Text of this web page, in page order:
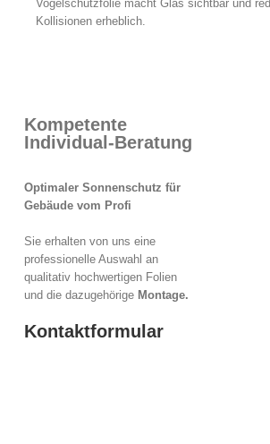
Vogelschutzfolie macht Glas sichtbar und
Kollisionen erheblich.
Kompetente
Individual-Beratung
Optimaler Sonnenschutz für
Gebäude vom Profi
Sie erhalten von uns eine
professionelle Auswahl an
qualitativ hochwertigen Folien
und die dazugehörige Montage.
Kontaktformular